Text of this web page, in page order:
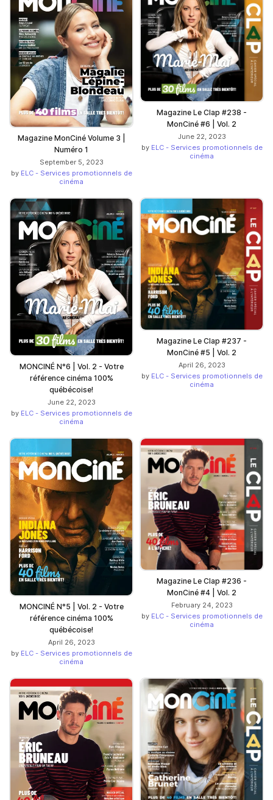
Magazine MonCiné Volume 3 |
Numéro 1
September 5, 2023
by ELC - Services promotionnels de
cinéma
Magazine Le Clap #238 -
MonCiné #6 | Vol. 2
June 22, 2023
by ELC - Services promotionnels de
cinéma
MONCINÉ N°6 | Vol. 2 - Votre
référence cinéma 100%
québécoise!
June 22, 2023
by ELC - Services promotionnels de
cinéma
Magazine Le Clap #237 -
MonCiné #5 | Vol. 2
April 26, 2023
by ELC - Services promotionnels de
cinéma
MONCINÉ N°5 | Vol. 2 - Votre
référence cinéma 100%
québécoise!
April 26, 2023
by ELC - Services promotionnels de
cinéma
Magazine Le Clap #236 -
MonCiné #4 | Vol. 2
February 24, 2023
by ELC - Services promotionnels de
cinéma